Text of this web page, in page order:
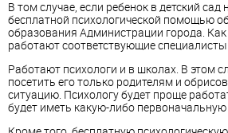
В том случае, если ребенок в детский
бесплатной психологической помощью
образования Администрации города.
работают соответствующие специалисты.
Работают психологи и в школах. В этом
посетить его только родителям и
ситуацию. Психологу будет проще
будет иметь какую-либо